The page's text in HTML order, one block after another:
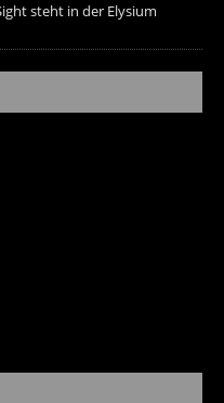
steht in der Elysium